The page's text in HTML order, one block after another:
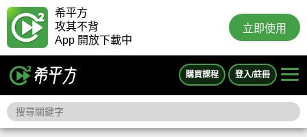
希平方
攻其不背
App 開放下載中
立即使用
購買課程 登入/註冊